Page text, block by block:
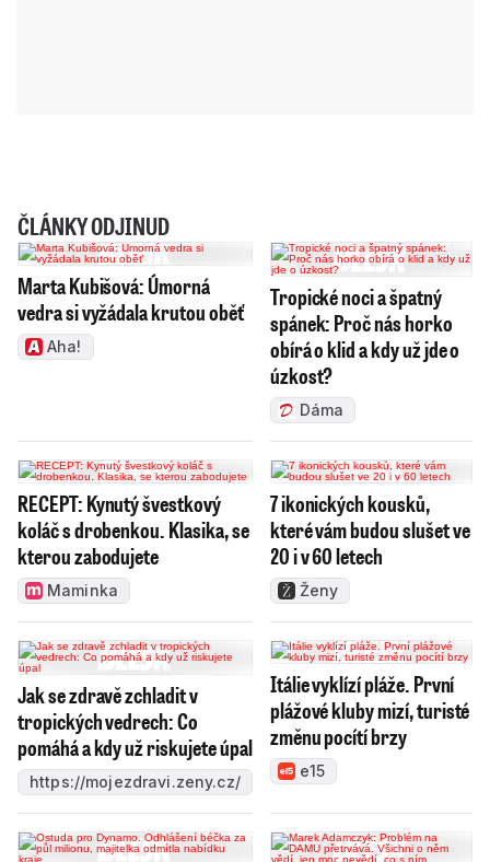
ČLÁNKY ODJINUD
Marta Kubišová: Úmorná
vedra si vyžádala krutou oběť
Aha!
Tropické noci a špatný
spánek: Proč nás horko
obírá o klid a kdy už jde o
úzkost?
Dáma
RECEPT: Kynutý švestkový
koláč s drobenkou. Klasika, se
kterou zabodujete
Maminka
7 ikonických kousků,
které vám budou slušet ve
20 i v 60 letech
Ženy
Jak se zdravě zchladit v
tropických vedrech: Co
pomáhá a kdy už riskujete úpal
https://mojezdravi.zeny.cz/
Itálie vyklízí pláže. První
plážové kluby mizí, turisté
změnu pocítí brzy
e15